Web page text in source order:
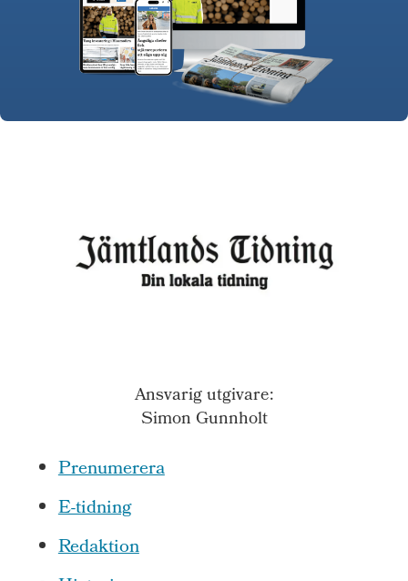
Ansvarig utgivare:
Simon Gunnholt
Prenumerera
E-tidning
Redaktion